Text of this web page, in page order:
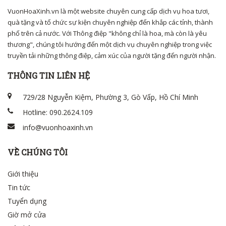
VuonHoaXinh.vn là một website chuyên cung cấp dịch vụ hoa tươi,
quà tặng và tổ chức sự kiện chuyên nghiệp đến khắp các tỉnh, thành
phố trên cả nước. Với Thông điệp "không chỉ là hoa, mà còn là yêu
thương", chúng tôi hướng đến một dịch vụ chuyên nghiệp trong việc
truyền tải những thông điệp, cảm xúc của người tặng đến người nhận.
THÔNG TIN LIÊN HỆ
729/28 Nguyễn Kiệm, Phường 3, Gò Vấp, Hồ Chí Minh
Hotline: 090.2624.109
info@vuonhoaxinh.vn
VỀ CHÚNG TÔI
Giới thiệu
Tin tức
Tuyển dụng
Giờ mở cửa